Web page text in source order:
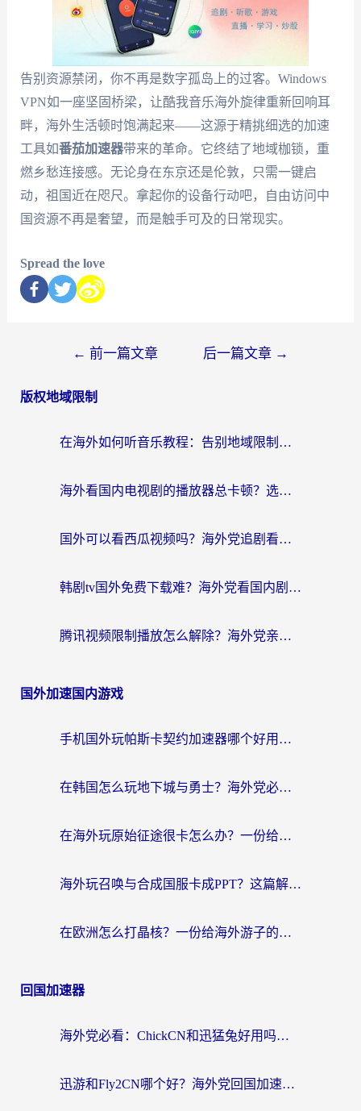
告别资源禁闭，你不再是数字孤岛上的过客。Windows
VPN如一座坚固桥梁，让酷我音乐海外旋律重新回响耳
畔，海外生活顿时饱满起来——这源于精挑细选的加速
工具如番茄加速器带来的革命。它终结了地域枷锁，重
燃乡愁连接感。无论身在东京还是伦敦，只需一键启
动，祖国近在咫尺。拿起你的设备行动吧，自由访问中
国资源不再是奢望，而是触手可及的日常现实。
Spread the love
← 前一篇文章 后一篇文章 →
版权地域限制
在海外如何听音乐教程：告别地域限制，随时听见国内的声音
海外看国内电视剧的播放器总卡顿？选对回国加速器才是关键
国外可以看西瓜视频吗？海外党追剧看片的终极解决方案
韩剧tv国外免费下载难？海外党看国内剧的加速器选择指南（附实用技巧）
腾讯视频限制播放怎么解除？海外党亲测有效的回国加速指南
国外加速国内游戏
手机国外玩帕斯卡契约加速器哪个好用？海外党国服游戏之路的救星
在韩国怎么玩地下城与勇士？海外党必看的国服游戏加速全攻略
在海外玩原始征途很卡怎么办？一份给游子的终极指南
海外玩召唤与合成国服卡成PPT？这篇解决办法让你丝滑操作
在欧洲怎么打晶核？一份给海外游子的网络加速生存指南
回国加速器
海外党必看：ChickCN和迅猛兔好用吗？3招教你选对回国加速器
迅游和Fly2CN哪个好？海外党回国加速器真实测评与选择心法